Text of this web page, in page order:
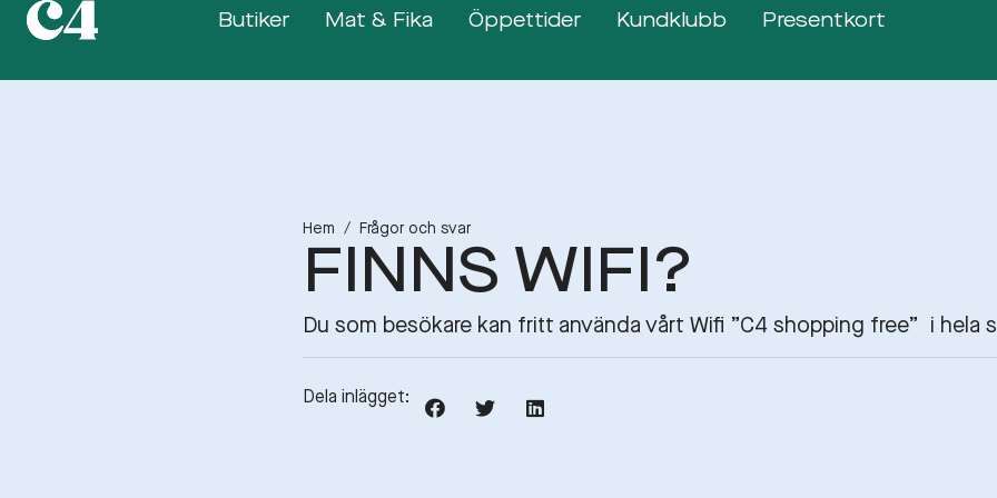
Butiker Mat & Fika Öppettider Kundklubb Presentkort
Hem / Frågor och svar
FINNS WIFI?
Du som besökare kan fritt använda vårt Wifi ”C4 shopping free” i hela
Dela inlägget: